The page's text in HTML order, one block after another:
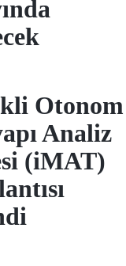
Otonom
Analiz
(iMAT)